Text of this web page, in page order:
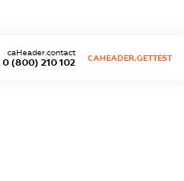
0 (800) 210 102
caHeader.contact
CAHEADER.GETTEST